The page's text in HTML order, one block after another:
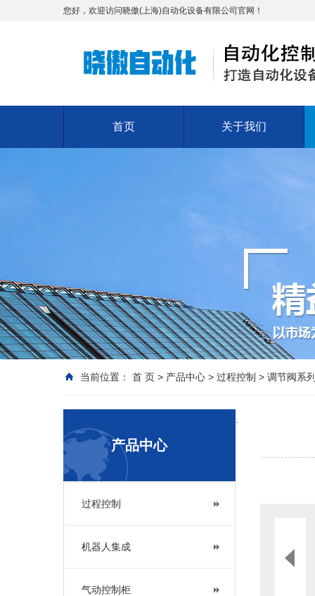
您好，欢迎访问晓傲(上海)自动化设备有限公司官网！
首页 关于我们
当前位置： 首 页 > 产品中心 > 过程控制 > 调节阀系
产品中心
过程控制
机器人集成
气动控制柜